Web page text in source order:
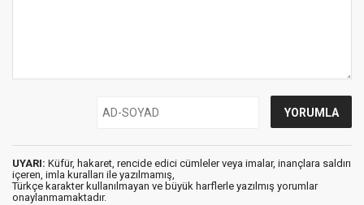
UYARI: Küfür, hakaret, rencide edici cümleler veya imalar, inançlara saldırı
içeren, imla kuralları ile yazılmamış,
Türkçe karakter kullanılmayan ve büyük harflerle yazılmış yorumlar
onaylanmamaktadır.